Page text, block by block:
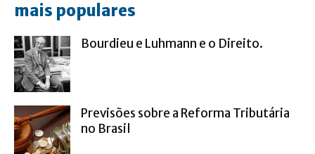
mais populares
Bourdieu e Luhmann e o Direito.
Previsões sobre a Reforma Tributária
no Brasil